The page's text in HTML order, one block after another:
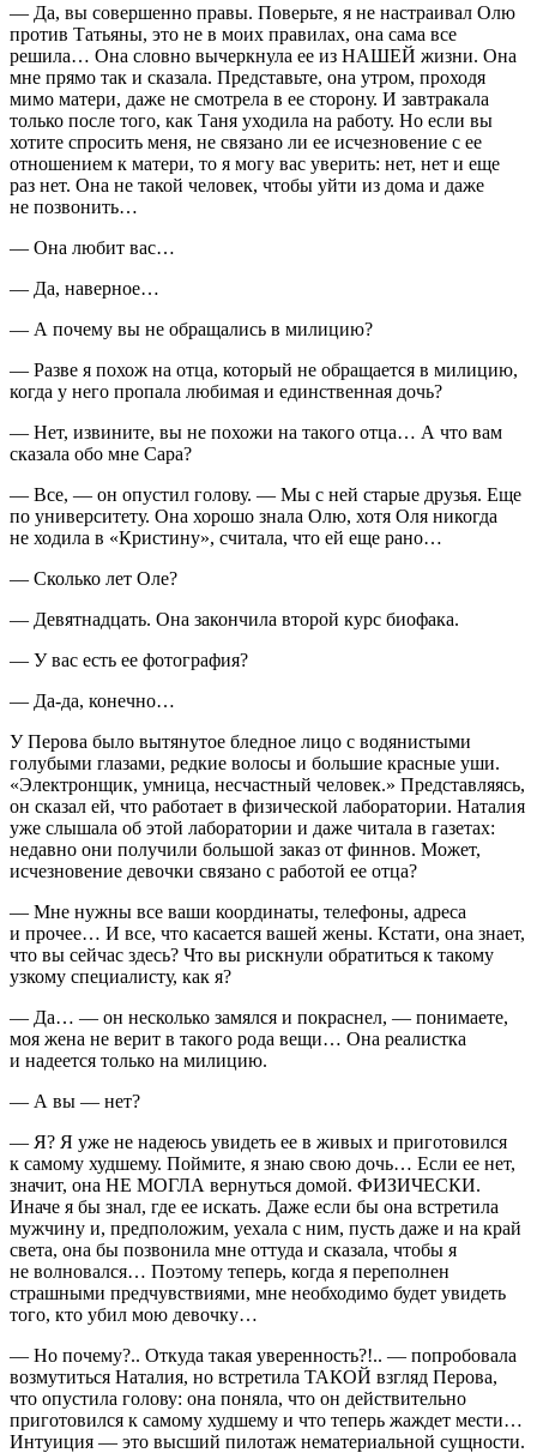
— Да, вы совершенно правы. Поверьте, я не настраивал Олю
против Татьяны, это не в моих правилах, она сама все
решила… Она словно вычеркнула ее из НАШЕЙ жизни. Она
мне прямо так и сказала. Представьте, она утром, проходя
мимо матери, даже не смотрела в ее сторону. И завтракала
только после того, как Таня уходила на работу. Но если вы
хотите спросить меня, не связано ли ее исчезновение с ее
отношением к матери, то я могу вас уверить: нет, нет и еще
раз нет. Она не такой человек, чтобы уйти из дома и даже
не позвонить…
— Она любит вас…
— Да, наверное…
— А почему вы не обращались в милицию?
— Разве я похож на отца, который не обращается в милицию,
когда у него пропала любимая и единственная дочь?
— Нет, извините, вы не похожи на такого отца… А что вам
сказала обо мне Сара?
— Все, — он опустил голову. — Мы с ней старые друзья. Еще
по университету. Она хорошо знала Олю, хотя Оля никогда
не ходила в «Кристину», считала, что ей еще рано…
— Сколько лет Оле?
— Девятнадцать. Она закончила второй курс биофака.
— У вас есть ее фотография?
— Да-да, конечно…
У Перова было вытянутое бледное лицо с водянистыми
голубыми глазами, редкие волосы и большие красные уши.
«Электронщик, умница, несчастный человек.» Представляясь,
он сказал ей, что работает в физической лаборатории. Наталия
уже слышала об этой лаборатории и даже читала в газетах:
недавно они получили большой заказ от финнов. Может,
исчезновение девочки связано с работой ее отца?
— Мне нужны все ваши координаты, телефоны, адреса
и прочее… И все, что касается вашей жены. Кстати, она знает,
что вы сейчас здесь? Что вы рискнули обратиться к такому
узкому специалисту, как я?
— Да… — он несколько замялся и покраснел, — понимаете,
моя жена не верит в такого рода вещи… Она реалистка
и надеется только на милицию.
— А вы — нет?
— Я? Я уже не надеюсь увидеть ее в живых и приготовился
к самому худшему. Поймите, я знаю свою дочь… Если ее нет,
значит, она НЕ МОГЛА вернуться домой. ФИЗИЧЕСКИ.
Иначе я бы знал, где ее искать. Даже если бы она встретила
мужчину и, предположим, уехала с ним, пусть даже и на край
света, она бы позвонила мне оттуда и сказала, чтобы я
не волновался… Поэтому теперь, когда я переполнен
страшными предчувствиями, мне необходимо будет увидеть
того, кто убил мою девочку…
— Но почему?.. Откуда такая уверенность?!.. — попробовала
возмутиться Наталия, но встретила ТАКОЙ взгляд Перова,
что опустила голову: она поняла, что он действительно
приготовился к самому худшему и что теперь жаждет мести…
Интуиция — это высший пилотаж нематериальной сущности.